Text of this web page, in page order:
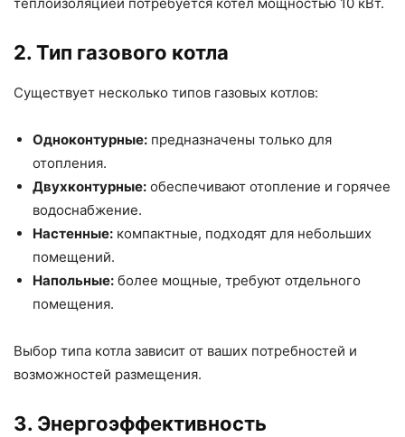
2. Тип газового котла
Существует несколько типов газовых котлов:
Одноконтурные: предназначены только для
отопления.
Двухконтурные: обеспечивают отопление и горячее
водоснабжение.
Настенные: компактные, подходят для небольших
помещений.
Напольные: более мощные, требуют отдельного
помещения.
Выбор типа котла зависит от ваших потребностей и
возможностей размещения.
3. Энергоэффективность